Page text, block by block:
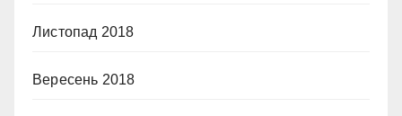
Листопад 2018
Вересень 2018